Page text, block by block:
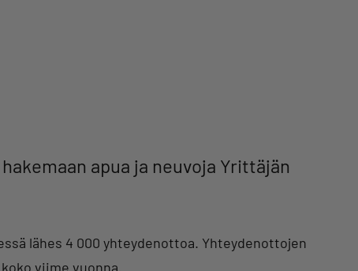
apua ja neuvoja Yrittäjän
lähes 4 000 yhteydenottoa. Yhteydenottojen
viime vuonna.